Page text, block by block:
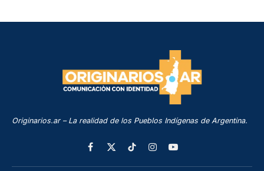
Originarios.ar – La realidad de los Pueblos Indígenas de Argentina.
Facebook
X
(Twitter)
TikTokInstagramYouTube